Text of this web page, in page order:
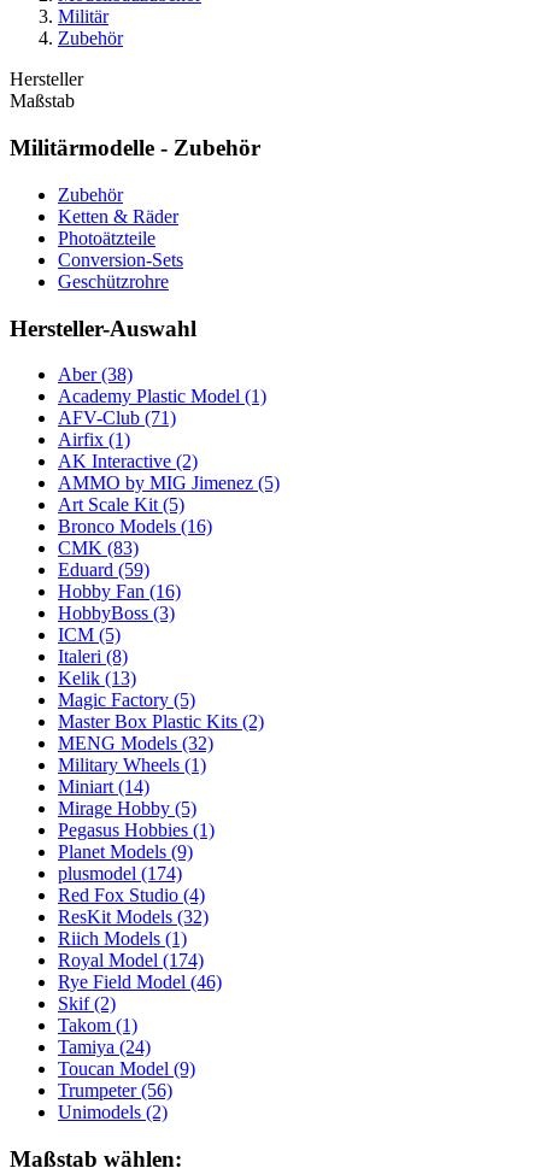
Militär
Zubehör
Hersteller
Maßstab
Militärmodelle - Zubehör
Zubehör
Ketten & Räder
Photoätzteile
Conversion-Sets
Geschützrohre
Hersteller-Auswahl
Aber(38)
Academy Plastic Model (1)
AFV-Club (71)
Airfix (1)
AK Interactive (2)
AMMO by MIG Jimenez (5)
Art Scale Kit (5)
Bronco Models (16)
CMK (83)
Eduard (59)
Hobby Fan (16)
HobbyBoss (3)
ICM (5)
Italeri (8)
Kelik (13)
Magic Factory (5)
Master Box Plastic Kits (2)
MENG Models (32)
Military Wheels (1)
Miniart (14)
Mirage Hobby (5)
Pegasus Hobbies (1)
Planet Models (9)
plusmodel (174)
Red Fox Studio (4)
ResKit Models (32)
Riich Models (1)
Royal Model (174)
Rye Field Model (46)
Skif(2)
Takom (1)
Tamiya (24)
Toucan Model (9)
Trumpeter(56)
Unimodels (2)
Maßstab wählen: